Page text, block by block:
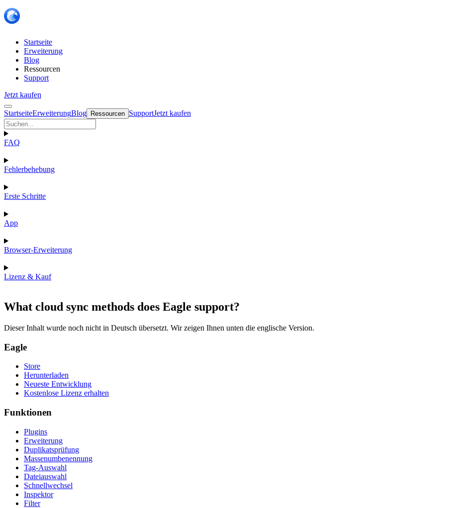
Startseite
Erweiterung
Blog
Ressourcen
Support
Jetzt kaufen
StartseiteErweiterungBlog Ressourcen SupportJetzt kaufen
FAQ
Fehlerbehebung
Erste Schritte
App
Browser-Erweiterung
Lizenz & Kauf
What cloud sync methods does Eagle support?
Dieser Inhalt wurde noch nicht in Deutsch übersetzt. Wir zeigen Ihnen unten die englische Version.
Eagle
Store
Herunterladen
Neueste Entwicklung
Kostenlose Lizenz erhalten
Funktionen
Plugins
Erweiterung
Duplikatsprüfung
Massenumbenennung
Tag-Auswahl
Dateiauswahl
Schnellwechsel
Inspektor
Filter